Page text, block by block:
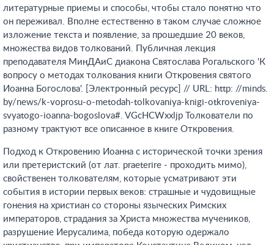
литературные приемы и способы, чтобы стало понятно что
он переживал. Вполне естественно в таком случае сложное
изложение текста и появление, за прошедшие 20 веков,
множества видов толкований. Публичная лекция
преподавателя МинДАиС диакона Святослава Рогальского 'К
вопросу о методах толкования книги Откровения святого
Иоанна Богослова'. [Электронный ресурс] // URL: http: //minds.
by/news/k-voprosu-o-metodah-tolkovaniya-knigi-otkroveniya-
svyatogo-ioanna-bogoslova#. VGcHCWxxljp
Толкователи по
разному трактуют все описанное в книге Откровения.
Подход к Откровению Иоанна с исторической точки зрения
или претеристский (от лат. praeterire - проходить мимо),
свойственен толкователям, которые усматривают эти
события в истории первых веков: страшные и чудовищные
гонения на христиан со стороны языческих Римских
императоров, страдания за Христа множества мучеников,
разрушение Иерусалима, победа которую одержало